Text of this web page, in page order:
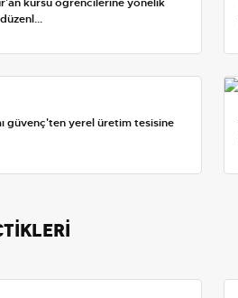
güvenç'ten yerel üretim tesisine